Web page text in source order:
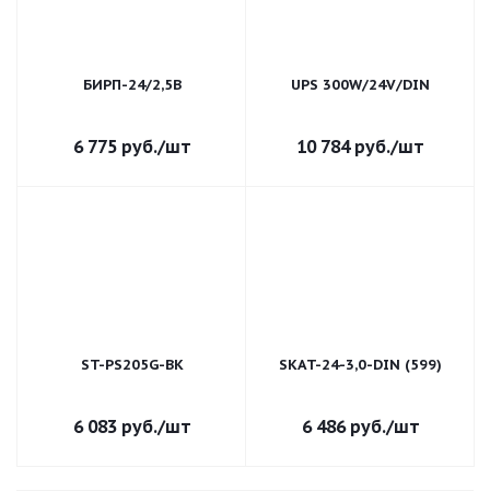
БИРП-24/2,5В
6 775руб./шт
UPS 300W/24V/DIN
10 784руб./шт
ST-PS205G-BK
6 083руб./шт
SKAT-24-3,0-DIN (599)
6 486руб./шт